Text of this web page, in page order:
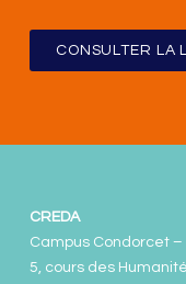
CONSULTER LA
CREDA
Campus Condorcet
5, cours des